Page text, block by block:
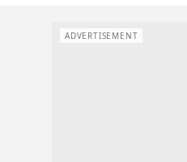
ADVERTISEMENT